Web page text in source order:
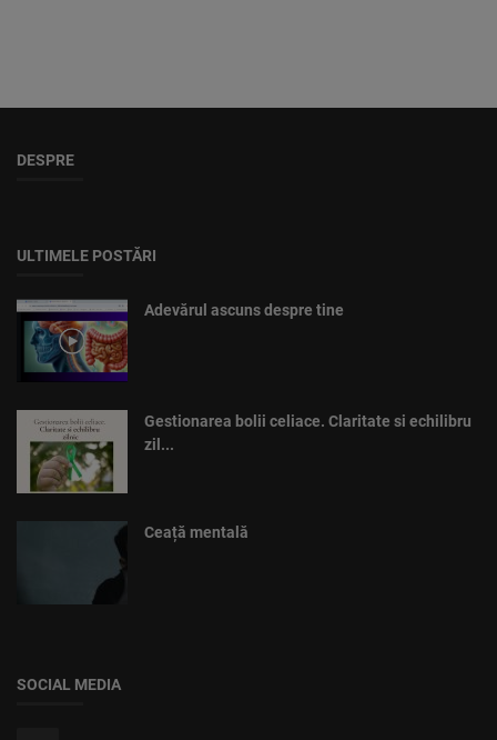
DESPRE
ULTIMELE POSTĂRI
Adevărul ascuns despre tine
Gestionarea bolii celiace. Claritate si echilibru
zil...
Ceață mentală
SOCIAL MEDIA